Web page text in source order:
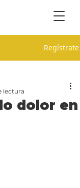
Regístrate
dolor en
lectura